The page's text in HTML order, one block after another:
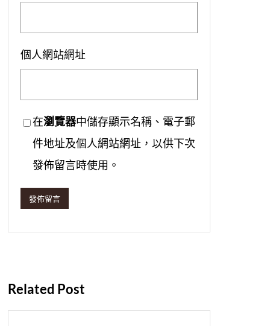
個人網站網址
在瀏覽器中儲存顯示名稱、電子郵
件地址及個人網站網址，以供下次
發佈留言時使用。
Related Post